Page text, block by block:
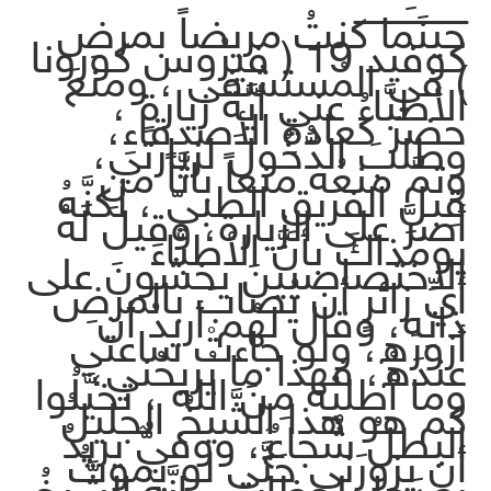
حينَما كنتُ مريضاً بمرضِ
كوفيد 19 ( فيرُوس كورونا
) في المُستشفى ، ومنعَ
الأطبَّاءُ عني أيَّةَ زيارةٍ ،
حضرَ كعادةِ الأصدقاءِ،
وطلبَ الدُّخُولَ لزيارتي،
وتمَّ منعُه منعاً باتَّاً من
قِبلِ الفريقِ الطبيّ ، لكنَّهُ
أصرَّ على الزيارة، وقيلَ لَهُ
يومَذاكَ بأنَّ الأطبَّاءَ
الاختصاصيينَ يخشونَ على
أيِّ زائرٍ أن يُصابَ بالمرضِ
ذاتِه، وقال لهُم أريدُ أن
أزورَه، ولو جاءتْ ساعتي
عندَهُ، فهذا ما يُريحُني،
وما أطلبُه مِنَ الله ، تخيَّلُوا
كم هو هذا الشَّيخُ الجليلُ
البطلُ شُجاعٌ، ووفيٌّ يريدُ
أن يزورَني حَتَّى لو يموتُ